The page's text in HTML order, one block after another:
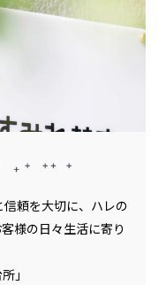
頼を大切に、ハレの
様の日々生活に寄り